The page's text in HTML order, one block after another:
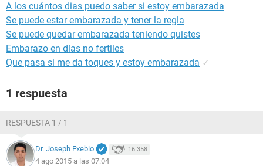
A los cuántos dias puedo saber si estoy embarazada
Se puede estar embarazada y tener la regla
Se puede quedar embarazada teniendo quistes
Embarazo en días no fertiles
Que pasa si me da toques y estoy embarazada ✓
1 respuesta
RESPUESTA 1 / 1
Dr. Joseph Exebio 16.358
4 ago 2015 a las 07:04